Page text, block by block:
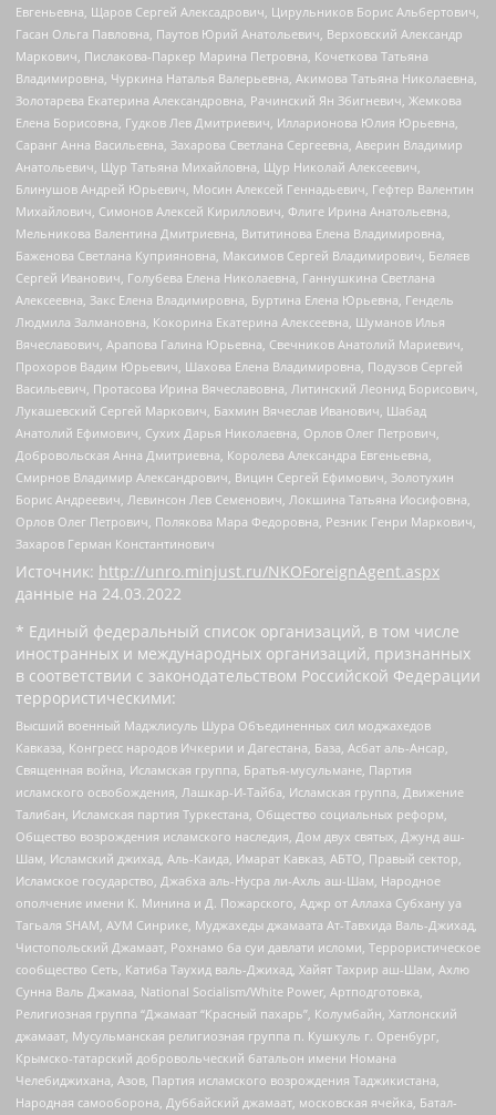
Евгеньевна, Щаров Сергей Алексадрович, Цирульников Борис Альбертович,
Гасан Ольга Павловна, Паутов Юрий Анатольевич, Верховский Александр
Маркович, Пислакова-Паркер Марина Петровна, Кочеткова Татьяна
Владимировна, Чуркина Наталья Валерьевна, Акимова Татьяна Николаевна,
Золотарева Екатерина Александровна, Рачинский Ян Збигневич, Жемкова
Елена Борисовна, Гудков Лев Дмитриевич, Илларионова Юлия Юрьевна,
Саранг Анна Васильевна, Захарова Светлана Сергеевна, Аверин Владимир
Анатольевич, Щур Татьяна Михайловна, Щур Николай Алексеевич,
Блинушов Андрей Юрьевич, Мосин Алексей Геннадьевич, Гефтер Валентин
Михайлович, Симонов Алексей Кириллович, Флиге Ирина Анатольевна,
Мельникова Валентина Дмитриевна, Вититинова Елена Владимировна,
Баженова Светлана Куприяновна, Максимов Сергей Владимирович, Беляев
Сергей Иванович, Голубева Елена Николаевна, Ганнушкина Светлана
Алексеевна, Закс Елена Владимировна, Буртина Елена Юрьевна, Гендель
Людмила Залмановна, Кокорина Екатерина Алексеевна, Шуманов Илья
Вячеславович, Арапова Галина Юрьевна, Свечников Анатолий Мариевич,
Прохоров Вадим Юрьевич, Шахова Елена Владимировна, Подузов Сергей
Васильевич, Протасова Ирина Вячеславовна, Литинский Леонид Борисович,
Лукашевский Сергей Маркович, Бахмин Вячеслав Иванович, Шабад
Анатолий Ефимович, Сухих Дарья Николаевна, Орлов Олег Петрович,
Добровольская Анна Дмитриевна, Королева Александра Евгеньевна,
Смирнов Владимир Александрович, Вицин Сергей Ефимович, Золотухин
Борис Андреевич, Левинсон Лев Семенович, Локшина Татьяна Иосифовна,
Орлов Олег Петрович, Полякова Мара Федоровна, Резник Генри Маркович,
Захаров Герман Константинович
Источник: http://unro.minjust.ru/NKOForeignAgent.aspx
данные на 24.03.2022
* Единый федеральный список организаций, в том числе
иностранных и международных организаций, признанных
в соответствии с законодательством Российской Федерации
террористическими:
Высший военный Маджлисуль Шура Объединенных сил моджахедов
Кавказа, Конгресс народов Ичкерии и Дагестана, База, Асбат аль-Ансар,
Священная война, Исламская группа, Братья-мусульмане, Партия
исламского освобождения, Лашкар-И-Тайба, Исламская группа, Движение
Талибан, Исламская партия Туркестана, Общество социальных реформ,
Общество возрождения исламского наследия, Дом двух святых, Джунд аш-
Шам, Исламский джихад, Аль-Каида, Имарат Кавказ, АБТО, Правый сектор,
Исламское государство, Джабха аль-Нусра ли-Ахль аш-Шам, Народное
ополчение имени К. Минина и Д. Пожарского, Аджр от Аллаха Субхану уа
Тагьаля SHAM, АУМ Синрике, Муджахеды джамаата Ат-Тавхида Валь-Джихад,
Чистопольский Джамаат, Рохнамо ба суи давлати исломи, Террористическое
сообщество Сеть, Катиба Таухид валь-Джихад, Хайят Тахрир аш-Шам, Ахлю
Сунна Валь Джамаа, National Socialism/White Power, Артподготовка,
Религиозная группа “Джамаат “Красный пахарь”, Колумбайн, Хатлонский
джамаат, Мусульманская религиозная группа п. Кушкуль г. Оренбург,
Крымско-татарский добровольческий батальон имени Номана
Челебиджихана, Азов, Партия исламского возрождения Таджикистана,
Народная самооборона, Дуббайский джамаат, московская ячейка, Батал-